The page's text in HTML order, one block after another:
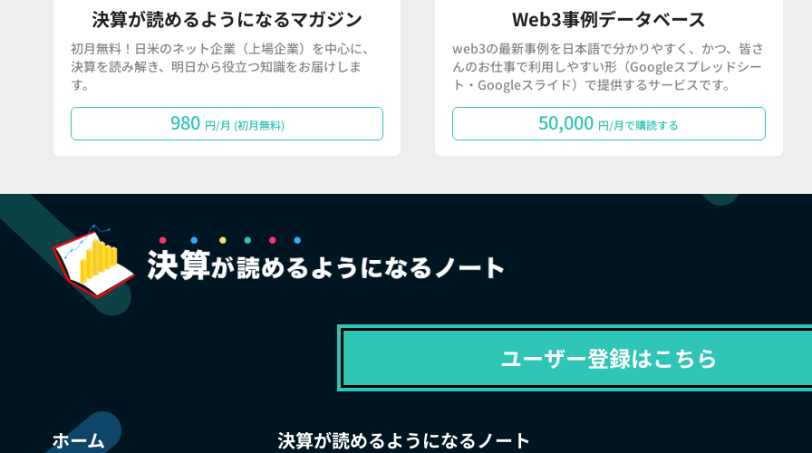
決算が読めるようになるマガジン
初月無料！日米のネット企業（上場企業）を中心に、
決算を読み解き、明日から役立つ知識をお届けしま
す。
980 円/月 (初月無料)
Web3事例データベース
web3の最新事例を日本語で分かりやすく、かつ、皆さ
んのお仕事で利用しやすい形（Googleスプレッドシー
ト・Googleスライド）で提供するサービスです。
50,000 円/月で購読する
ユーザー登録はこちら
ホーム 決算が読めるようになるノート